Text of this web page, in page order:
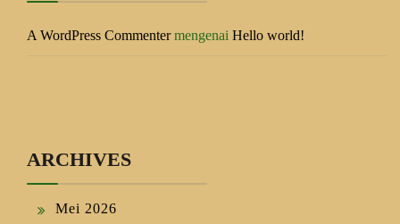
A WordPress Commentermengenai Hello world!
ARCHIVES
Mei 2026